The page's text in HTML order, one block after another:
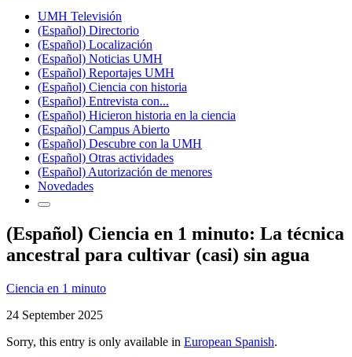
UMH Televisión
(Español) Directorio
(Español) Localización
(Español) Noticias UMH
(Español) Reportajes UMH
(Español) Ciencia con historia
(Español) Entrevista con...
(Español) Hicieron historia en la ciencia
(Español) Campus Abierto
(Español) Descubre con la UMH
(Español) Otras actividades
(Español) Autorización de menores
Novedades
(Español) Ciencia en 1 minuto: La técnica
ancestral para cultivar (casi) sin agua
Ciencia en 1 minuto
24 September 2025
Sorry, this entry is only available in European Spanish.